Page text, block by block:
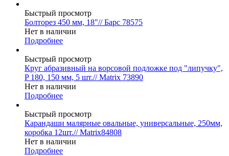
Быстрый просмотр
Болторез 450 мм, 18"// Барс 78575
Нет в наличии
Подробнее
Быстрый просмотр
Круг абразивный на ворсовой подложке под "липучку",
P 180, 150 мм, 5 шт.// Matrix 73890
Нет в наличии
Подробнее
Быстрый просмотр
Карандаши малярные овальные, универсальные, 250мм,
коробка 12шт.// Matrix84808
Нет в наличии
Подробнее